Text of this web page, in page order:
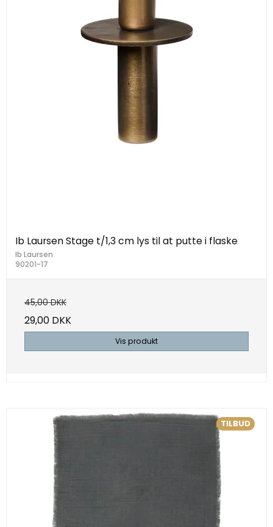
Ib Laursen Stage t/1,3 cm lys til at putte i flaske
Ib Laursen
90201-17
45,00 DKK
29,00 DKK
Vis produkt
TILBUD